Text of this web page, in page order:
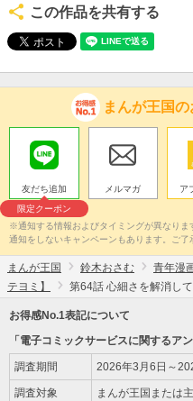
この作品を共有する
まんが王国
友だち追加
限定クーポン
メルマガ ア
※通知する情報およびタイミングが異なり
通知をしないキャンペーンもあります。ご了
まんが王国 鈴木おさむ 青年漫
テヨミ】
第64話 心細さを解消し
お得感No.1表記について
「電子コミックサービスに関するアン
調査期間 2026年3月6日～
調査対象
まんが王国または